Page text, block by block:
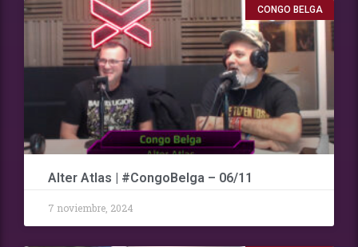
CONGO BELGA
Alter Atlas | #CongoBelga – 06/11
7 noviembre, 2024